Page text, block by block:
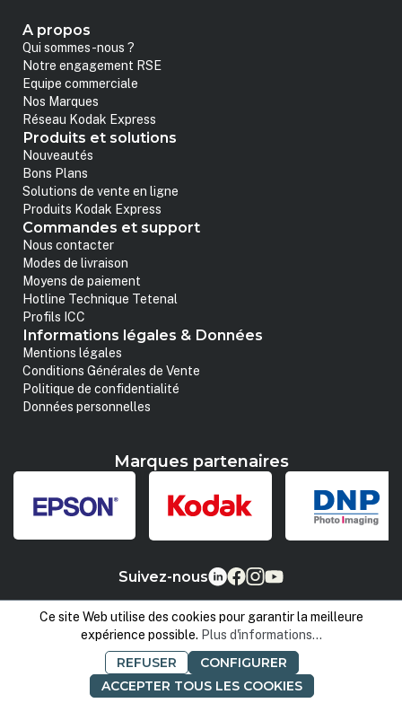
A propos
Qui sommes-nous ?
Notre engagement RSE
Equipe commerciale
Nos Marques
Réseau Kodak Express
Produits et solutions
Nouveautés
Bons Plans
Solutions de vente en ligne
Produits Kodak Express
Commandes et support
Nous contacter
Modes de livraison
Moyens de paiement
Hotline Technique Tetenal
Profils ICC
Informations légales & Données
Mentions légales
Conditions Générales de Vente
Politique de confidentialité
Données personnelles
Marques partenaires
Suivez-nous
Ce site Web utilise des cookies pour garantir la meilleure
expérience possible. Plus d'informations...
REFUSER
CONFIGURER
ACCEPTER TOUS LES COOKIES